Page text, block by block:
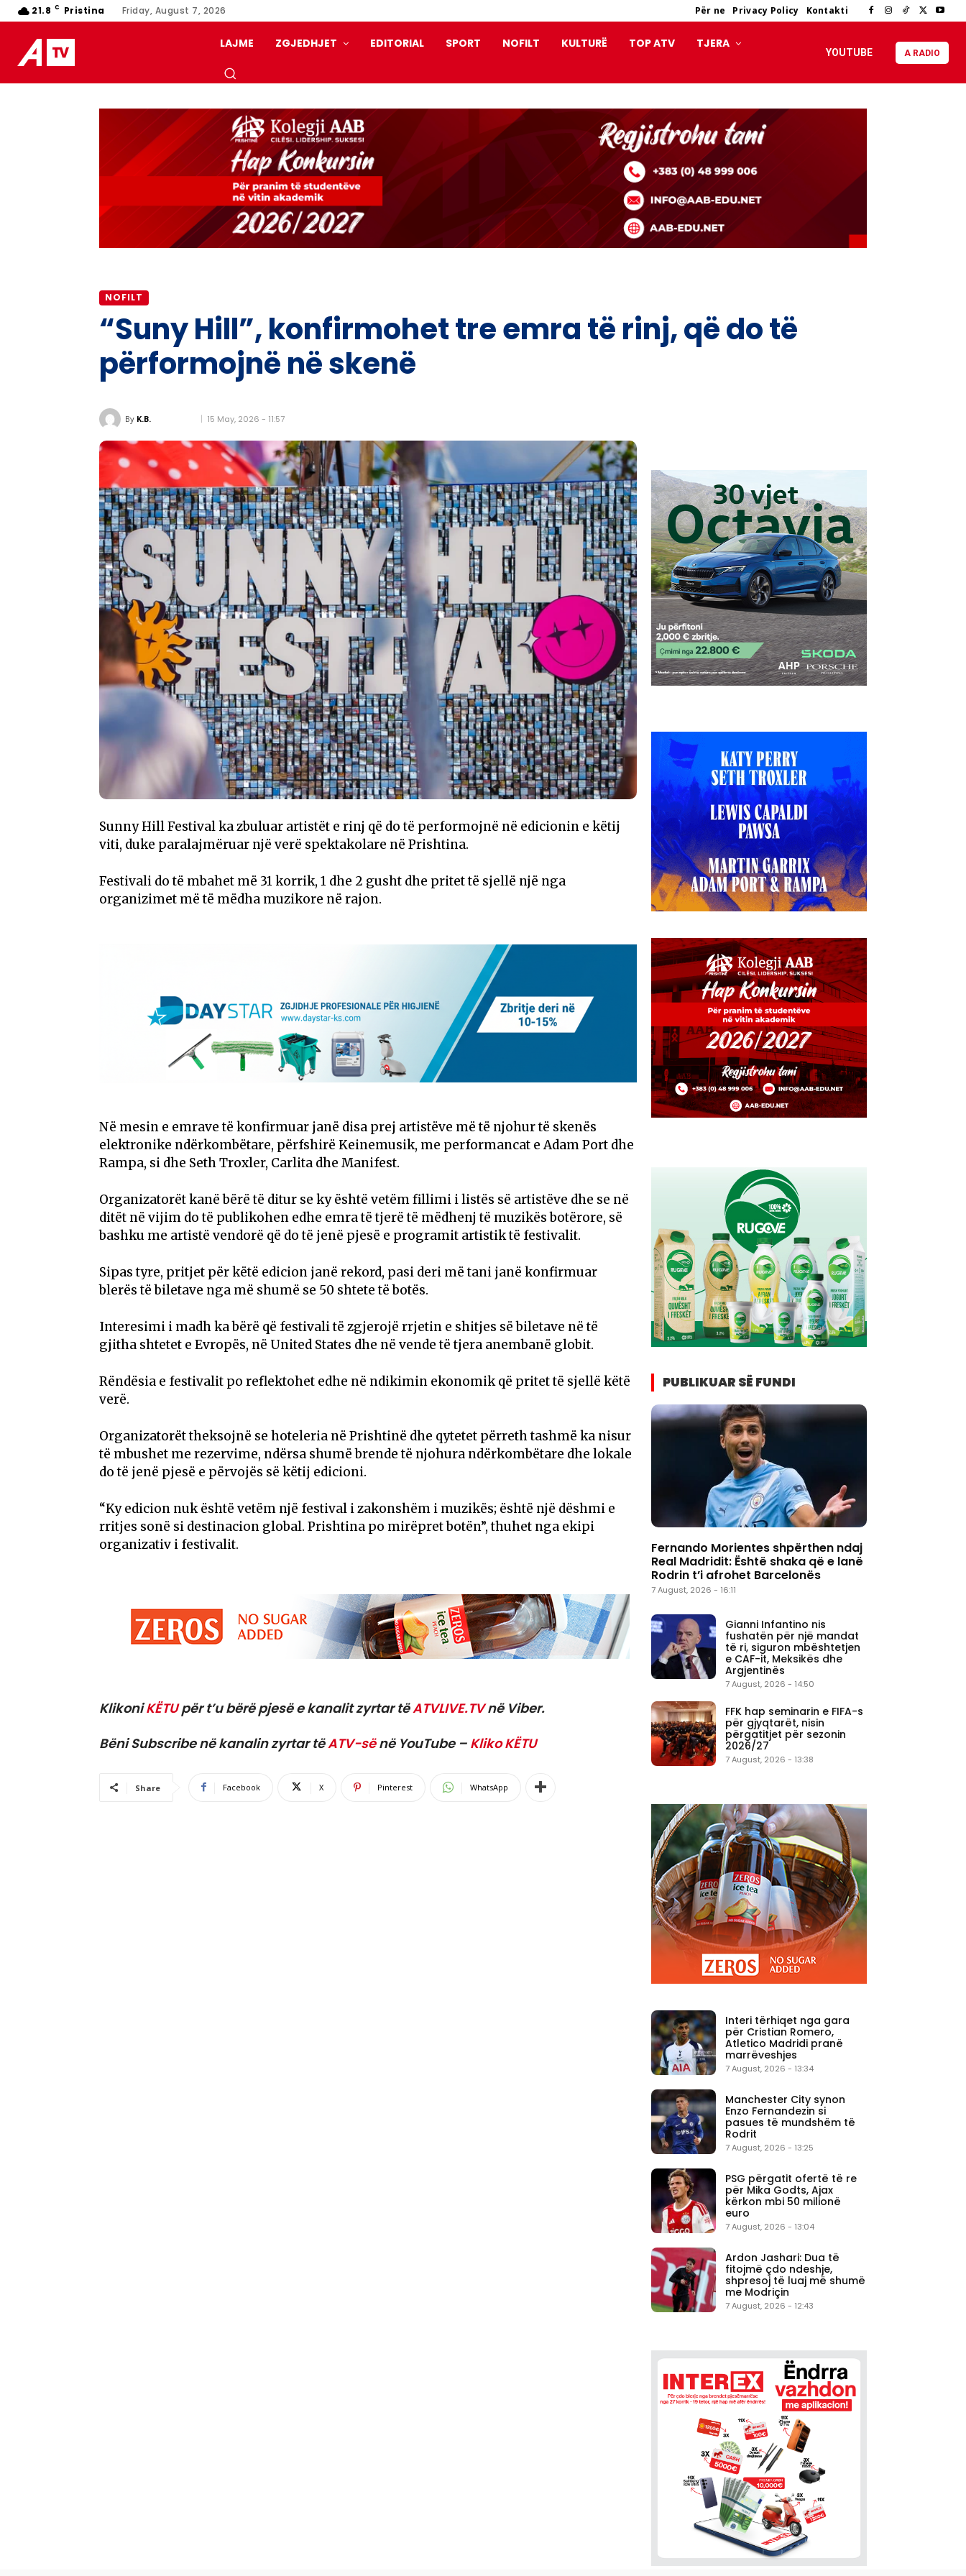
21.8 C Pristina Friday, August 7, 2026 Për ne Privacy Policy Kontakti
LAJME ZGJEDHJET EDITORIAL SPORT NOFILT KULTURË TOP ATV TJERA
YOUTUBE A RADIO
NOFILT
“Suny Hill”, konfirmohet tre emra të rinj, që do të
përformojnë në skenë
By K.B. 15 May, 2026 - 11:57
Sunny Hill Festival ka zbuluar artistët e rinj që do të performojnë në edicionin e këtij
viti, duke paralajmëruar një verë spektakolare në Prishtina.
Festivali do të mbahet më 31 korrik, 1 dhe 2 gusht dhe pritet të sjellë një nga
organizimet më të mëdha muzikore në rajon.
Në mesin e emrave të konfirmuar janë disa prej artistëve më të njohur të skenës
elektronike ndërkombëtare, përfshirë Keinemusik, me performancat e Adam Port dhe
Rampa, si dhe Seth Troxler, Carlita dhe Manifest.
Organizatorët kanë bërë të ditur se ky është vetëm fillimi i listës së artistëve dhe se në
ditët në vijim do të publikohen edhe emra të tjerë të mëdhenj të muzikës botërore, së
bashku me artistë vendorë që do të jenë pjesë e programit artistik të festivalit.
Sipas tyre, pritjet për këtë edicion janë rekord, pasi deri më tani janë konfirmuar
blerës të biletave nga më shumë se 50 shtete të botës.
Interesimi i madh ka bërë që festivali të zgjerojë rrjetin e shitjes së biletave në të
gjitha shtetet e Evropës, në United States dhe në vende të tjera anembanë globit.
Rëndësia e festivalit po reflektohet edhe në ndikimin ekonomik që pritet të sjellë këtë
verë.
Organizatorët theksojnë se hoteleria në Prishtinë dhe qytetet përreth tashmë ka nisur
të mbushet me rezervime, ndërsa shumë brende të njohura ndërkombëtare dhe lokale
do të jenë pjesë e përvojës së këtij edicioni.
“Ky edicion nuk është vetëm një festival i zakonshëm i muzikës; është një dëshmi e
rritjes sonë si destinacion global. Prishtina po mirëpret botën”, thuhet nga ekipi
organizativ i festivalit.
KlikoniKËTUpër t’u bërë pjesë e kanalit zyrtar tëATVLIVE.TVnë Viber.
Bëni Subscribe në kanalin zyrtar tëATV-sënë YouTube – Kliko KËTU
Share Facebook X Pinterest WhatsApp
PUBLIKUAR SË FUNDI
Fernando Morientes shpërthen ndaj
Real Madridit: Është shaka që e lanë
Rodrin t’i afrohet Barcelonës
7 August, 2026 - 16:11
Gianni Infantino nis
fushatën për një mandat
të ri, siguron mbështetjen
e CAF-it, Meksikës dhe
Argjentinës
7 August, 2026 - 14:50
FFK hap seminarin e FIFA-s
për gjyqtarët, nisin
përgatitjet për sezonin
2026/27
7 August, 2026 - 13:38
Interi tërhiqet nga gara
për Cristian Romero,
Atletico Madridi pranë
marrëveshjes
7 August, 2026 - 13:34
Manchester City synon
Enzo Fernandezin si
pasues të mundshëm të
Rodrit
7 August, 2026 - 13:25
PSG përgatit ofertë të re
për Mika Godts, Ajax
kërkon mbi 50 milionë
euro
7 August, 2026 - 13:04
Ardon Jashari: Dua të
fitojmë çdo ndeshje,
shpresoj të luaj më shumë
me Modriçin
7 August, 2026 - 12:43